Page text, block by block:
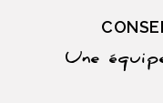
Une